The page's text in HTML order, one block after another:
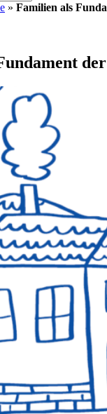
» Familien als